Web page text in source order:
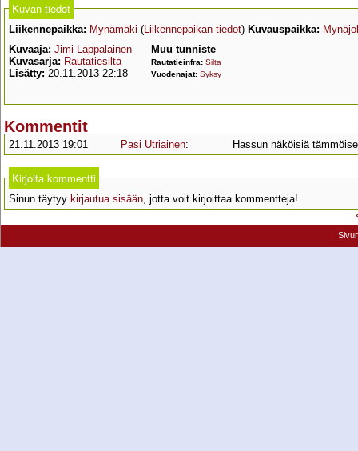
Kuvan tiedot
Liikennepaikka: Mynämäki (Liikennepaikan tiedot) Kuvauspaikka:
Kuvaaja: Jimi Lappalainen
Kuvasarja: Rautatiesilta
Lisätty: 20.11.2013 22:18
Muu tunniste
Rautatieinfra: Silta
Vuodenajat: Syksy
Kommentit
21.11.2013 19:01 Pasi Utriainen: Hassun näköisiä
Kirjoita kommentti
Sinun täytyy kirjautua sisään, jotta voit kirjoittaa kommentteja!